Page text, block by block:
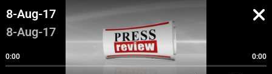
0:00 0:00
8-Aug-17
8-Aug-17